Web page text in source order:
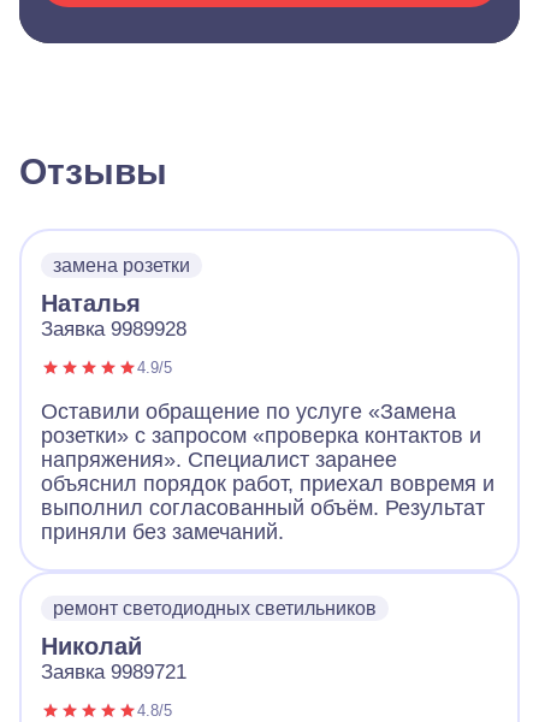
Отзывы
замена розетки
Наталья
Заявка 9989928
4.9/5
Оставили обращение по услуге «Замена
розетки» с запросом «проверка контактов и
напряжения». Специалист заранее
объяснил порядок работ, приехал вовремя и
выполнил согласованный объём. Результат
приняли без замечаний.
ремонт светодиодных светильников
Николай
Заявка 9989721
4.8/5